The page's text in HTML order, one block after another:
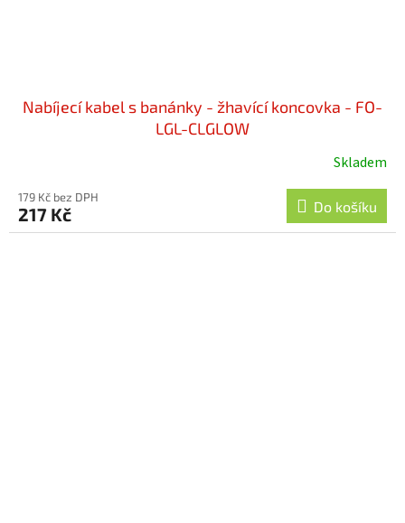
Nabíjecí kabel s banánky - žhavící koncovka - FO-
LGL-CLGLOW
Skladem
179 Kč bez DPH
217 Kč Do košíku